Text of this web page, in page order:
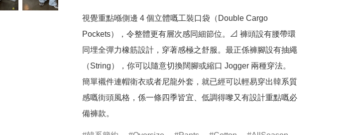
視覺重點喺側邊 4 個立體嘅工裝口袋（Double Cargo
Pockets），令整體更有層次感同細節位。📐 褲頭設有腰帶環
同埋全彈力橡筋設計，穿著感極之舒服。最正係褲腳設有抽繩
（String），你可以隨意切換闊腳或縮口 Jogger 兩種穿法。
簡單襯件連帽衛衣或者尼龍外套，就已經可以輕易穿出韓系質
感嘅街頭風格，係一條四季皆宜、低調得嚟又有設計重點嘅必
備褲款。